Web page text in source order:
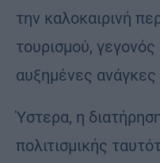
την καλοκαιρινή
τουρισμού, γεγονός
αυξημένες ανάγκες
Ύστερα, η
πολιτισμικής